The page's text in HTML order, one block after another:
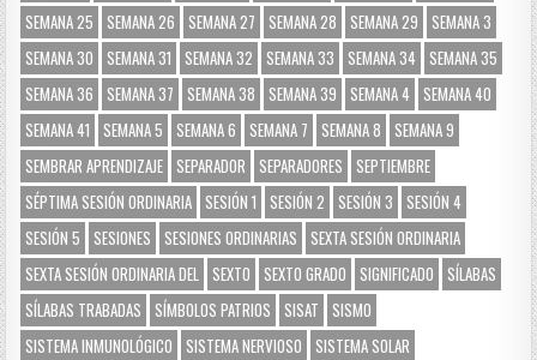
SEMANA 25
SEMANA 26 SEMANA 27 SEMANA 28 SEMANA 29
SEMANA 3
SEMANA 30
SEMANA 31 SEMANA 32 SEMANA 33 SEMANA 34
SEMANA 35
SEMANA 36
SEMANA 37 SEMANA 38 SEMANA 39 SEMANA 4
SEMANA 40
SEMANA 41
SEMANA 5 SEMANA 6 SEMANA 7 SEMANA 8
SEMANA 9
SEMBRAR APRENDIZAJE SEPARADOR SEPARADORES
SEPTIEMBRE
SÉPTIMA SESIÓN ORDINARIA SESIÓN 1 SESIÓN 2 SESIÓN 3
SESIÓN 4
SESIÓN 5
SESIONES SESIONES ORDINARIAS
SEXTA SESIÓN ORDINARIA
SEXTA SESIÓN ORDINARIA DEL SEXTO SEXTO GRADO SIGNIFICADO
SÍLABAS
SÍLABAS TRABADAS
SÍMBOLOS PATRIOS SISAT
SISMO
SISTEMA INMUNOLÓGICO
SISTEMA NERVIOSO
SISTEMA SOLAR